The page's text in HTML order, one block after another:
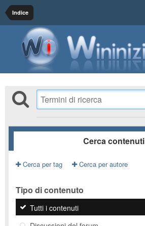
Indice
Cerca contenuti
Cerca per tag Cerca per autore
Tipo di contenuto
Tutti i contenuti